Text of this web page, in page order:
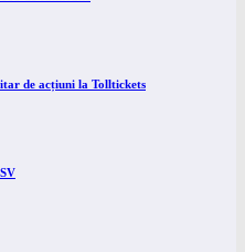
de acțiuni la Tolltickets